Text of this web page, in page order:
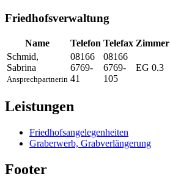
Friedhofsverwaltung
Name Telefon Telefax Zimmer
Schmid,
Sabrina
Ansprechpartnerin
08166
6769-
41
08166
6769-
105
EG 0.3
Leistungen
Friedhofsangelegenheiten
Graberwerb, Grabverlängerung
Footer